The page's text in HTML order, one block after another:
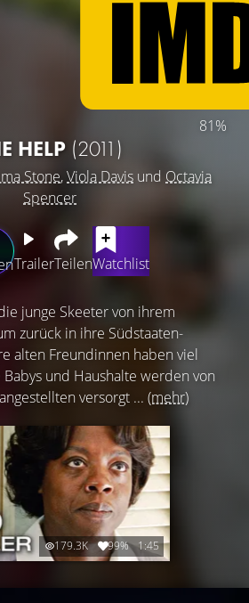
81%
HELP (2011)
Stone,Viola Davis und Octavia
Spencer
TrailerTeilenWatchlist
junge Skeeter von ihrem
zurück in ihre Südstaaten-
alten Freundinnen haben viel
und Haushalte werden von
versorgt ... (mehr)
179.3K 99% 1:45